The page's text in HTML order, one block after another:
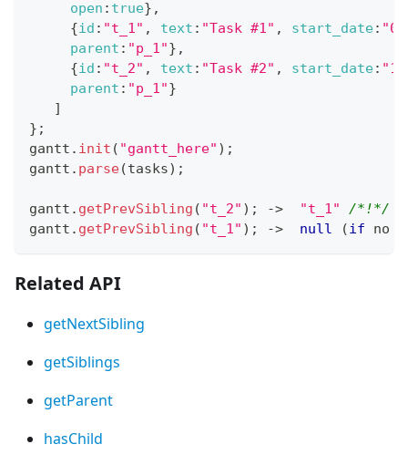
open : true} ,
{id : "t_1" , text : "Task #1" , start_date:
parent : "p_1"} ,
{id : "t_2" , text : "Task #2" , start_date:
parent : "p_1"}
]
} ;
gantt . init ( "gantt_here" ) ;
gantt . parse(tasks) ;
gantt . getPrevSibling ( "t_2" ) ; -> "t_1"
/*!*/
gantt . getPrevSibling ( "t_1" ) ; -> null (if no
Related API
getNextSibling
getSiblings
getParent
hasChild